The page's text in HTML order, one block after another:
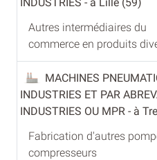
Autres intermédiaires du
commerce en produits
MACHINES
INDUSTRIES ET PAR
INDUSTRIES OU MPR - à
Fabrication d'autres
compresseurs